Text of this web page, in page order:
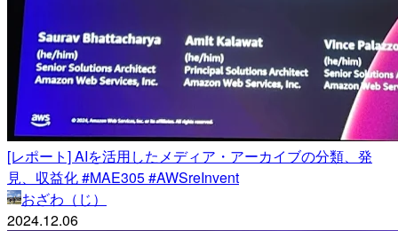
[レポート] AIを活用したメディア・アーカイブの分類、発
見、収益化 #MAE305 #AWSreInvent
おざわ（じ）
2024.12.06